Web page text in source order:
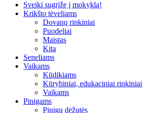
Sveiki sugrįžę į mokyklą!
Krikšto tėveliams
Dovanų rinkiniai
Puodeliai
Maistas
Kita
Seneliams
Vaikams
Kūdikiams
Kūrybiniai, edukaciniai rinkiniai
Vaikams
Pinigams
Pinigų dėžutės